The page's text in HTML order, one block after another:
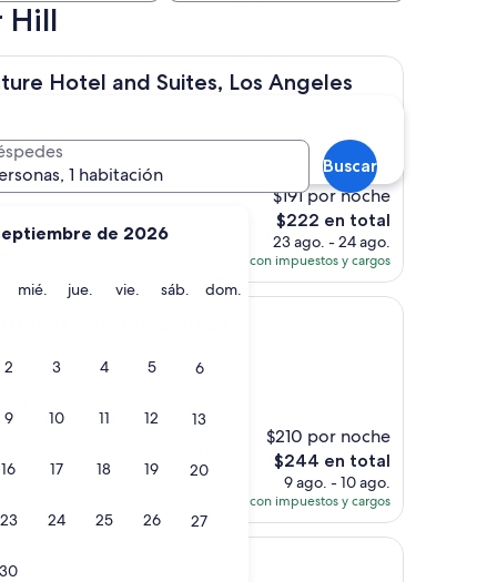
de 2026
martes
mié. miércoles
jue. jueves
vie. viernes
sáb. sábado
dom. domingo
2 3 4 5 6
9 10 11 12 13
16 17 18 19 20
23 24 25 26 27
30
1 habitación
Buscar
Hill
Hotel and Suites, Los Angeles
and Suites, Los Angeles
$191 por noche
El
precio
actual
es
de
$222 en total
23 ago. - 24 ago.
Total con impuestos y cargos
$210 por noche
El
precio
actual
es
de
$244 en total
9 ago. - 10 ago.
Total con impuestos y cargos